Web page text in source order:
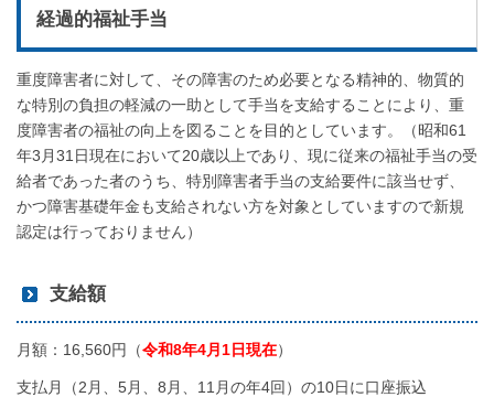
経過的福祉手当
重度障害者に対して、その障害のため必要となる精神的、物質的
な特別の負担の軽減の一助として手当を支給することにより、重
度障害者の福祉の向上を図ることを目的としています。（昭和61
年3月31日現在において20歳以上であり、現に従来の福祉手当の受
給者であった者のうち、特別障害者手当の支給要件に該当せず、
かつ障害基礎年金も支給されない方を対象としていますので新規
認定は行っておりません）
支給額
月額：16,560円（令和8年4月1日現在）
支払月（2月、5月、8月、11月の年4回）の10日に口座振込